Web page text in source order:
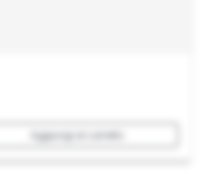
Aggiungi al carrello